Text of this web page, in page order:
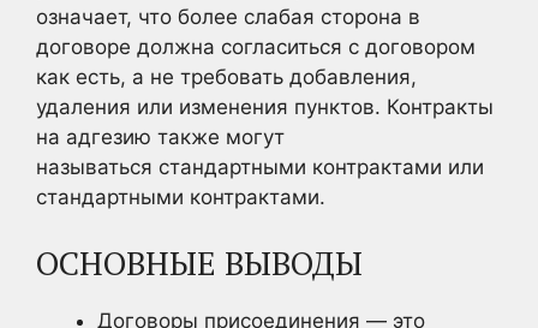
означает, что более слабая сторона в
договоре должна согласиться с договором
как есть, а не требовать добавления,
удаления или изменения пунктов. Контракты
на адгезию также могут
называться стандартными контрактами или
стандартными контрактами.
ОСНОВНЫЕ ВЫВОДЫ
Договоры присоединения — это